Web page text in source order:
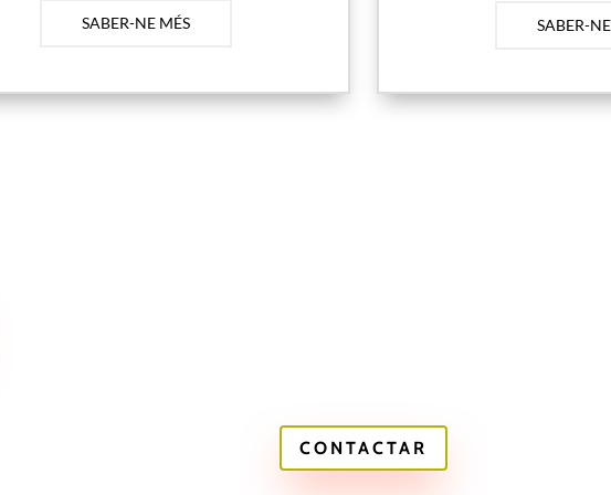
SABER-NE MÉS SABER-
CONTACTAR